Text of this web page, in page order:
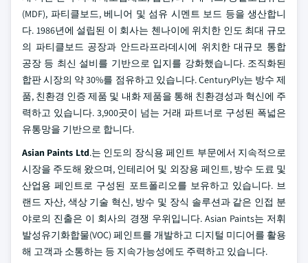
(MDF), 파티클보드, 베니어 및 섬유 시멘트 보드 등을 생산합니
다. 1986년에 설립된 이 회사는 첸나이에 위치한 인도 최대 규모
의 파티클보드 공장과 안드라프라데시에 위치한 대규모 통합
공장 등 최신 설비를 기반으로 입지를 강화했습니다. 조직화된
합판 시장의 약 30%를 점유하고 있습니다. CenturyPly는 방수 제
품, 친환경 인증 제품 및 내화 제품을 통해 친환경성과 혁신에 주
력하고 있습니다. 3,900곳이 넘는 거래 파트너로 구성된 폭넓은
유통망을 기반으로 합니다.
Asian Paints Ltd.는 인도의 장식용 페인트 부문에서 지속적으로
시장을 주도해 왔으며, 인테리어 및 외장용 페인트, 방수 도료 및
산업용 페인트로 구성된 포트폴리오를 보유하고 있습니다. 브
랜드 자산, 색상 기술 혁신, 방수 및 장식 솔루션과 같은 인접 분
야로의 진출은 이 회사의 경쟁 우위입니다. Asian Paints는 저휘
발성유기화합물(VOC) 페인트를 개발하고 디지털 미디어를 활용
해 고객과 소통하는 등 지속가능성에도 주력하고 있습니다.